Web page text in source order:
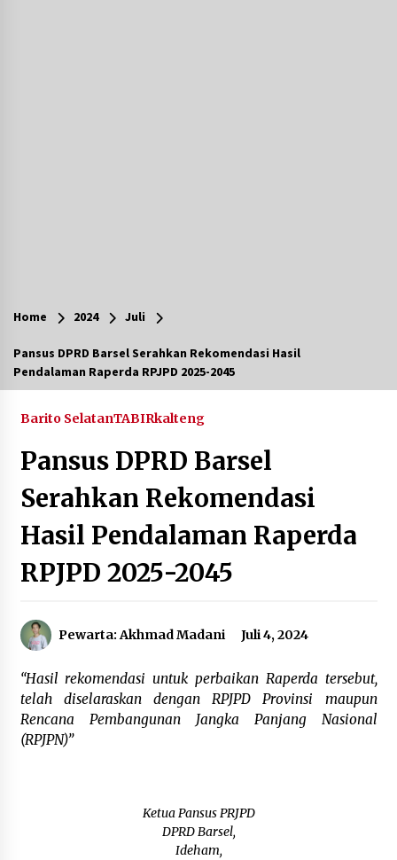
Balangan Boyong Trofi Juara Pertama Lomba
B2SA Kalsel
Tingkatkan SDM Lokal, BIS Group Luncurkan
Program Pelatihan Operator Alat Berat GTO
Agustus 6, 2026
HUT ke-51, Indocement Perkuat Inovasi dan
Agustus 6, 2026
Hari Kedua Kaji Tiru di DIY, Bupati Barito Utara
Agustus 5, 2026
PNBP 400 Juta dari Kasus Tambang Ilegal
Hadiri Forum Komunikasi dan Kemitraan BPJS,
Sekda Tapin Komitmen Tingkatkan Layanan
Kesehatan
Agustus 4, 2026
Home 2024 Juli
Pansus DPRD Barsel Serahkan Rekomendasi Hasil
Pendalaman Raperda RPJPD 2025-2045
Barito SelatanTABIRkalteng
Pansus DPRD Barsel
Serahkan Rekomendasi
Hasil Pendalaman Raperda
RPJPD 2025-2045
Pewarta: Akhmad Madani Juli 4, 2024
“Hasil rekomendasi untuk perbaikan Raperda tersebut,
telah diselaraskan dengan RPJPD Provinsi maupun
Rencana Pembangunan Jangka Panjang Nasional
(RPJPN)”
Ketua Pansus PRJPD
DPRD Barsel,
Ideham,